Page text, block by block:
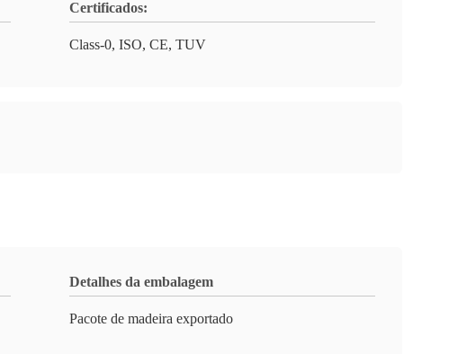
Certificados:
Class-0, ISO, CE, TUV
Detalhes da embalagem
Pacote de madeira exportado